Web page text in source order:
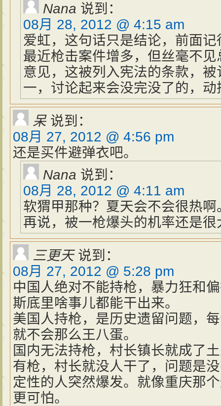
Nana 说到：
08月 28, 2012 @ 4:15 am
爱虹，这句话只是结论，前面
最近枪击案件增多，但丝毫不
意见，这被列入宪法的条款，
一，讨论起来会没完没了的，
呆 说到：
08月 27, 2012 @ 4:56 pm
还是买件避弹衣吧。
Nana 说到：
08月 28, 2012 @ 4:11 am
软猬甲那种？夏天会不会很热啊
再说，被一枪爆头的机率还是很
三更天 说到：
08月 27, 2012 @ 5:28 pm
中国人绝对不能持枪，暴力狂和
斯底里啥事儿都能干出来。
美国人持枪，是历史遗留问题，
就不会那么王八蛋。
国内无法持枪，村长镇长就成了
有枪，村长就没人干了，问题是
定性的人突然爆发。就像重庆那
更可怕。